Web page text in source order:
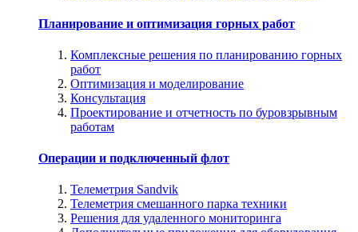
Планирование и оптимизация горных работ
Комплексные решения по планированию горных
работ
Оптимизация и моделирование
Консультация
Проектирование и отчетность по буровзрывным
работам
Операции и подключенный флот
Телеметрия Sandvik
Телеметрия смешанного парка техники
Решения для удаленного мониторинга